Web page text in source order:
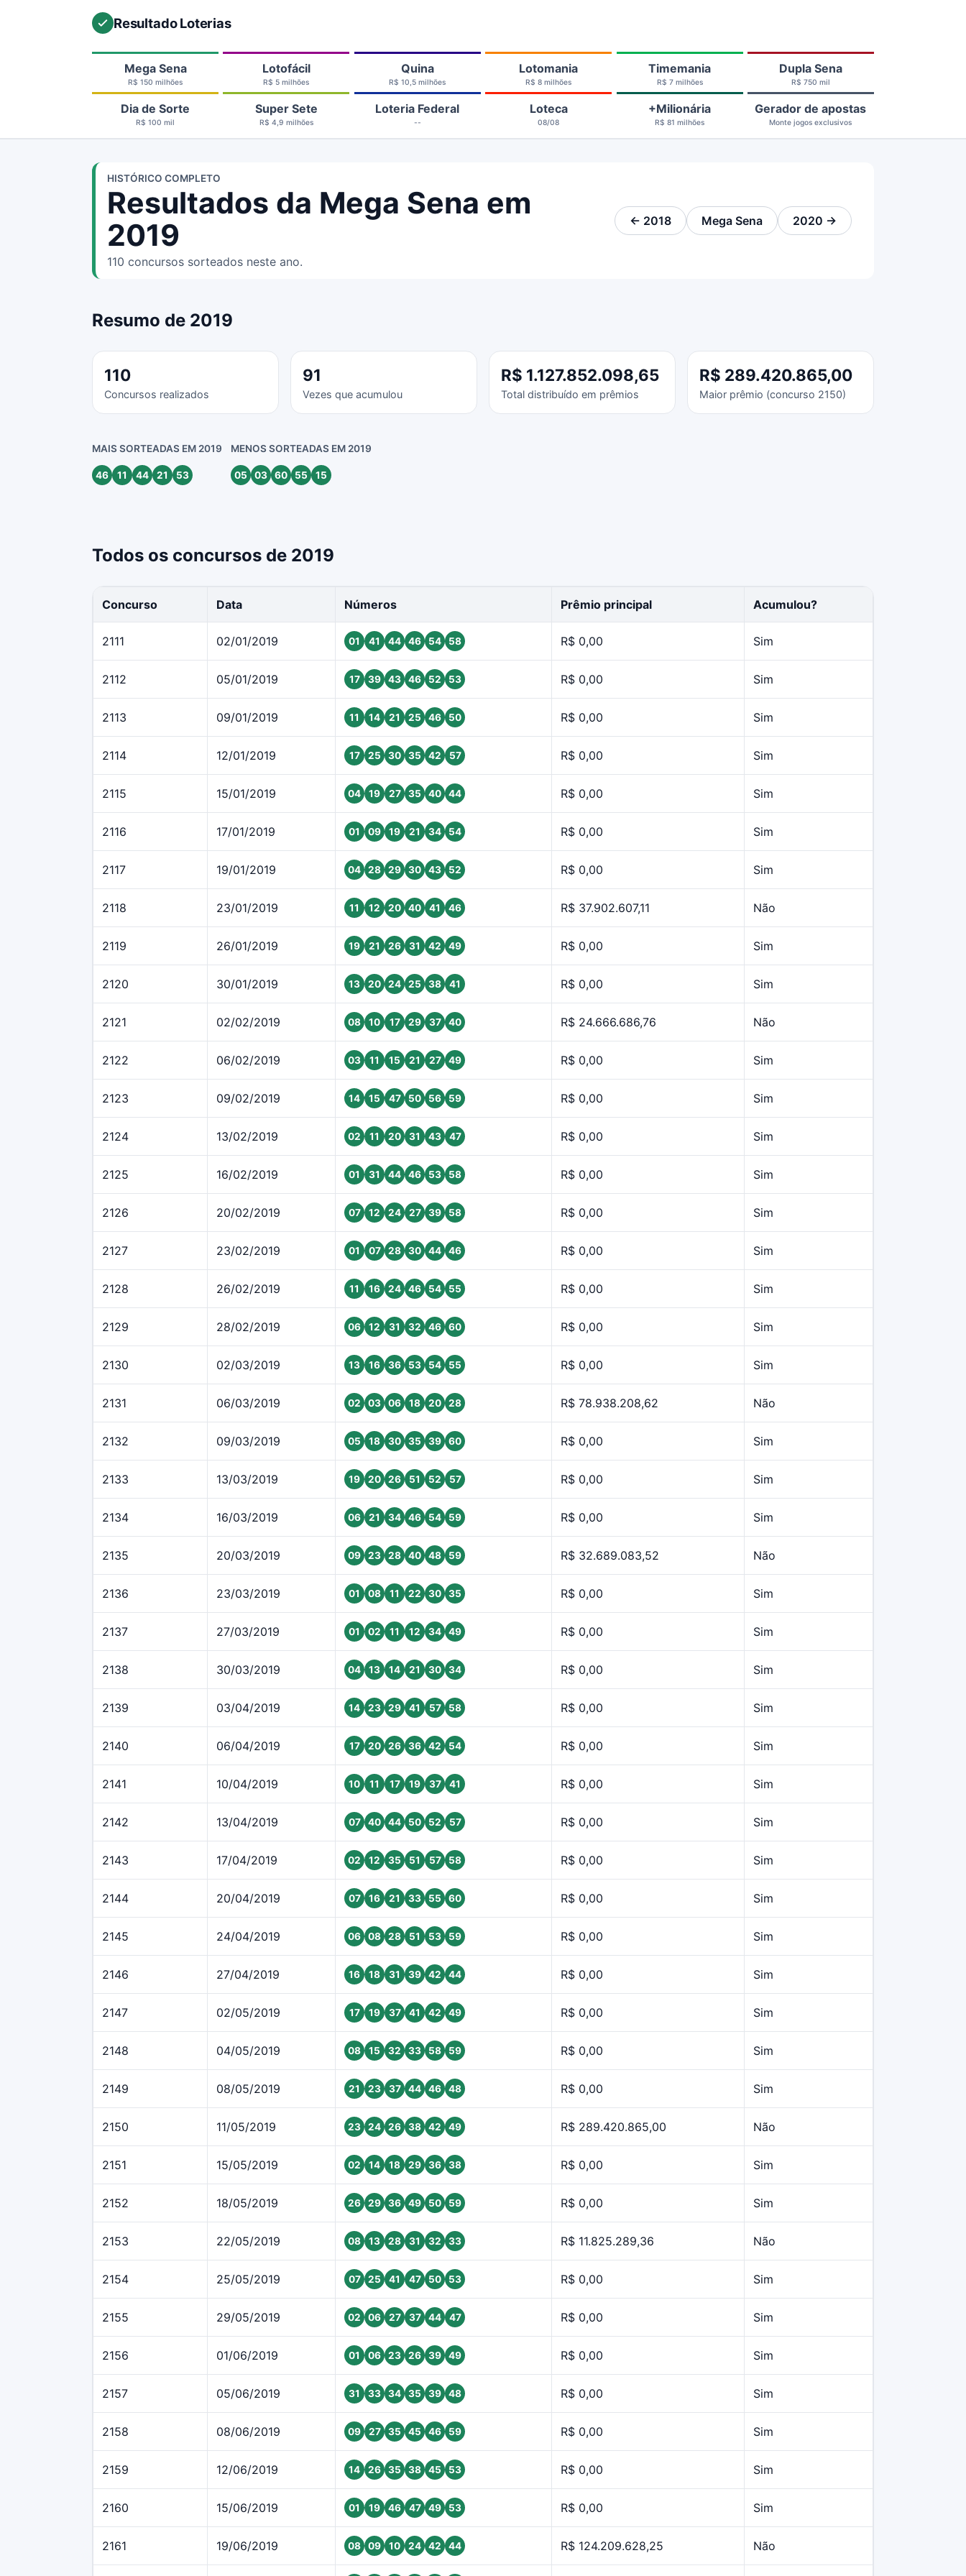
Resultado Loterias
Mega Sena
R$ 150 milhões
Lotofácil
R$ 5 milhões
Quina
R$ 10,5 milhões
Lotomania
R$ 8 milhões
Timemania
R$ 7 milhões
Dupla Sena
R$ 750 mil
Dia de Sorte
R$ 100 mil
Super Sete
R$ 4,9 milhões
Loteria Federal
--
Loteca
08/08
+Milionária
R$ 81 milhões
Gerador de apostas
Monte jogos exclusivos
HISTÓRICO COMPLETO
Resultados da Mega Sena em
2019
110 concursos sorteados neste ano.
← 2018 Mega Sena 2020 →
Resumo de 2019
110
Concursos realizados
91
Vezes que acumulou
R$ 1.127.852.098,65
Total distribuído em prêmios
R$ 289.420.865,00
Maior prêmio (concurso 2150)
MAIS SORTEADAS EM 2019
46 11 44 21 53
MENOS SORTEADAS EM 2019
05 03 60 55 15
Todos os concursos de 2019
Concurso Data Números Prêmio principal Acumulou?
2111 02/01/2019 01 41 44 46 54 58 R$ 0,00 Sim
2112 05/01/2019 17 39 43 46 52 53 R$ 0,00 Sim
2113 09/01/2019 11 14 21 25 46 50 R$ 0,00 Sim
2114 12/01/2019 17 25 30 35 42 57 R$ 0,00 Sim
2115 15/01/2019 04 19 27 35 40 44 R$ 0,00 Sim
2116 17/01/2019 01 09 19 21 34 54 R$ 0,00 Sim
2117 19/01/2019 04 28 29 30 43 52 R$ 0,00 Sim
2118 23/01/2019 11 12 20 40 41 46 R$ 37.902.607,11 Não
2119 26/01/2019 19 21 26 31 42 49 R$ 0,00 Sim
2120 30/01/2019 13 20 24 25 38 41 R$ 0,00 Sim
2121 02/02/2019 08 10 17 29 37 40 R$ 24.666.686,76 Não
2122 06/02/2019 03 11 15 21 27 49 R$ 0,00 Sim
2123 09/02/2019 14 15 47 50 56 59 R$ 0,00 Sim
2124 13/02/2019 02 11 20 31 43 47 R$ 0,00 Sim
2125 16/02/2019 01 31 44 46 53 58 R$ 0,00 Sim
2126 20/02/2019 07 12 24 27 39 58 R$ 0,00 Sim
2127 23/02/2019 01 07 28 30 44 46 R$ 0,00 Sim
2128 26/02/2019 11 16 24 46 54 55 R$ 0,00 Sim
2129 28/02/2019 06 12 31 32 46 60 R$ 0,00 Sim
2130 02/03/2019 13 16 36 53 54 55 R$ 0,00 Sim
2131 06/03/2019 02 03 06 18 20 28 R$ 78.938.208,62 Não
2132 09/03/2019 05 18 30 35 39 60 R$ 0,00 Sim
2133 13/03/2019 19 20 26 51 52 57 R$ 0,00 Sim
2134 16/03/2019 06 21 34 46 54 59 R$ 0,00 Sim
2135 20/03/2019 09 23 28 40 48 59 R$ 32.689.083,52 Não
2136 23/03/2019 01 08 11 22 30 35 R$ 0,00 Sim
2137 27/03/2019 01 02 11 12 34 49 R$ 0,00 Sim
2138 30/03/2019 04 13 14 21 30 34 R$ 0,00 Sim
2139 03/04/2019 14 23 29 41 57 58 R$ 0,00 Sim
2140 06/04/2019 17 20 26 36 42 54 R$ 0,00 Sim
2141 10/04/2019 10 11 17 19 37 41 R$ 0,00 Sim
2142 13/04/2019 07 40 44 50 52 57 R$ 0,00 Sim
2143 17/04/2019 02 12 35 51 57 58 R$ 0,00 Sim
2144 20/04/2019 07 16 21 33 55 60 R$ 0,00 Sim
2145 24/04/2019 06 08 28 51 53 59 R$ 0,00 Sim
2146 27/04/2019 16 18 31 39 42 44 R$ 0,00 Sim
2147 02/05/2019 17 19 37 41 42 49 R$ 0,00 Sim
2148 04/05/2019 08 15 32 33 58 59 R$ 0,00 Sim
2149 08/05/2019 21 23 37 44 46 48 R$ 0,00 Sim
2150 11/05/2019 23 24 26 38 42 49 R$ 289.420.865,00 Não
2151 15/05/2019 02 14 18 29 36 38 R$ 0,00 Sim
2152 18/05/2019 26 29 36 49 50 59 R$ 0,00 Sim
2153 22/05/2019 08 13 28 31 32 33 R$ 11.825.289,36 Não
2154 25/05/2019 07 25 41 47 50 53 R$ 0,00 Sim
2155 29/05/2019 02 06 27 37 44 47 R$ 0,00 Sim
2156 01/06/2019 01 06 23 26 39 49 R$ 0,00 Sim
2157 05/06/2019 31 33 34 35 39 48 R$ 0,00 Sim
2158 08/06/2019 09 27 35 45 46 59 R$ 0,00 Sim
2159 12/06/2019 14 26 35 38 45 53 R$ 0,00 Sim
2160 15/06/2019 01 19 46 47 49 53 R$ 0,00 Sim
2161 19/06/2019 08 09 10 24 42 44 R$ 124.209.628,25 Não